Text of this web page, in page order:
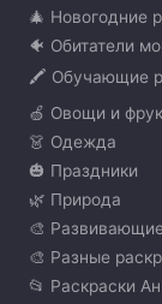
🎄 Новогодние
🐠 Обитатели
🖍️ Обучающие
🍏 Овощи и
👗 Одежда
🎃 Праздники
🌿 Природа
🎨
🎨 Разные
📂 Раскраски